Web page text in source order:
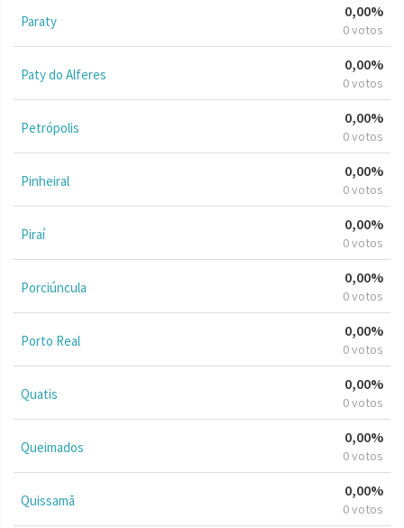
Paraty
0,00%
0 votos
Paty do Alferes
0,00%
0 votos
Petrópolis
0,00%
0 votos
Pinheiral
0,00%
0 votos
Piraí
0,00%
0 votos
Porciúncula
0,00%
0 votos
Porto Real
0,00%
0 votos
Quatis
0,00%
0 votos
Queimados
0,00%
0 votos
Quissamã
0,00%
0 votos